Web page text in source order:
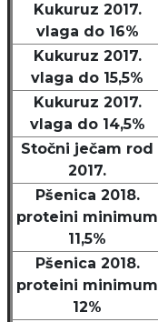
Kukuruz 2017.
vlaga do 16%
Kukuruz 2017.
vlaga do 15,5%
Kukuruz 2017.
vlaga do 14,5%
Stočni ječam rod
2017.
Pšenica 2018.
proteini minimum
11,5%
Pšenica 2018.
proteini minimum
12%